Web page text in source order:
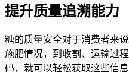
提升质量追溯能力
糖的质量安全对于消费者来
施肥情况，到收割、运输过
码，就可以轻松获取这些信